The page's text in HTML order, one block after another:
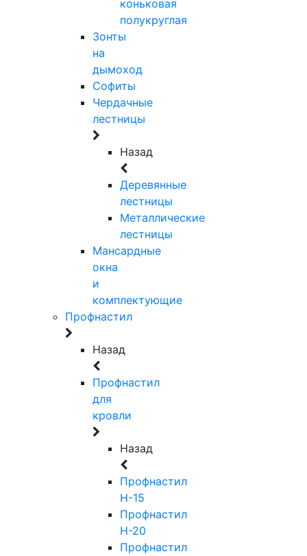
коньковая
полукруглая
Зонты
на
дымоход
Софиты
Чердачные
лестницы
Назад
Деревянные
лестницы
Металлические
лестницы
Мансардные
окна
и
комплектующие
Профнастил
Назад
Профнастил
для
кровли
Назад
Профнастил
Н-15
Профнастил
Н-20
Профнастил